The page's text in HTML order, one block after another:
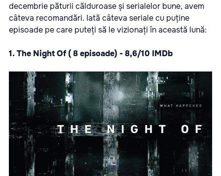
decembrie păturii călduroase și serialelor bune, avem
câteva recomandări. Iată câteva seriale cu puține
episoade pe care puteți să le vizionați în această lună:
1. The Night Of ( 8 episoade) - 8,6/10 IMDb